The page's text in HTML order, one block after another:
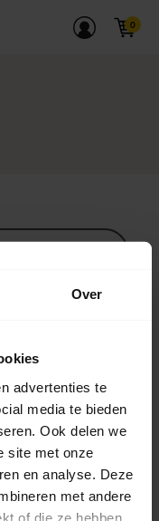
Over
advertenties te
media te bieden
Ook delen we
site met onze
en analyse. Deze
met andere
of die ze hebben